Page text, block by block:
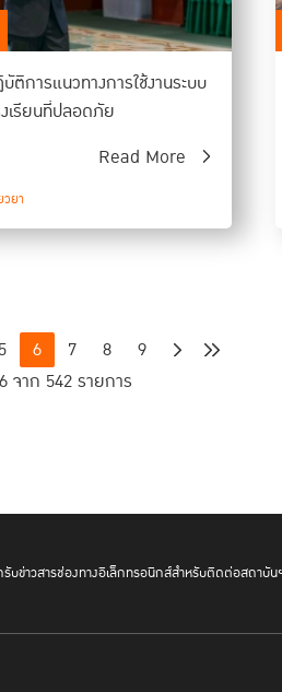
ติการแนวทางการใช้งานระบบ
เรียนที่ปลอดภัย
Read More
ยา
5 6 7 8
9
จาก 542 รายการ
บข่าวสารช่องทางอิเล็กทรอนิกส์สำหรับติดต่อสถาบัน